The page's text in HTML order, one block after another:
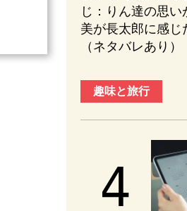
じ：​りん達の思
美が長太郎に感じ
（ネタバレあり）
趣味と旅行